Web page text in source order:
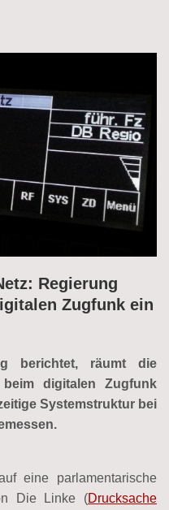
Regierung
Zugfunk ein
berichtet, räumt die
beim digitalen Zugfunk
Systemstruktur bei
eine parlamentarische
Die Linke (Drucksache